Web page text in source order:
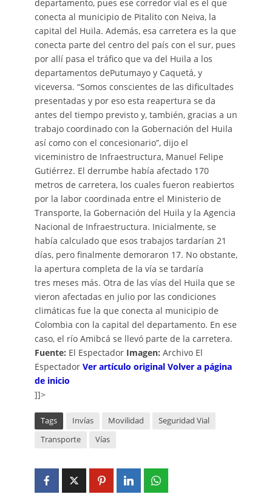
departamento, pues ese corredor vial es el que
conecta al municipio de Pitalito con Neiva, la
capital del Huila. Además, esa carretera es la que
conecta parte del centro del país con el sur, pues
por allí pasa el tráfico que va del Huila a los
departamentos dePutumayo y Caquetá, y
viceversa. “Somos conscientes de las dificultades
presentadas y por eso esta reapertura se da
antes del tiempo previsto y, también, gracias a un
trabajo coordinado con la Gobernación del Huila
así como con el concesionario”, dijo el
viceministro de Infraestructura, Manuel Felipe
Gutiérrez. El derrumbe había afectado 170
metros de carretera, los cuales fueron reabiertos
por la labor coordinada entre el Ministerio de
Transporte, la Gobernación del Huila y la Agencia
Nacional de Infraestructura. Inicialmente, se
había calculado que esos trabajos tardarían 21
días, pero finalmente demoraron 17. No obstante,
la apertura completa de la vía se tardaría
tres meses más. Otra de las vías del Huila que se
vieron afectadas en julio por las condiciones
climáticas fue la que conecta al municipio de
Colombia con la capital del departamento. En ese
caso, el río Amibcá se llevó parte de la carretera.
Fuente: El Espectador Imagen: Archivo El
Espectador Ver artículo original Volver a página
de inicio
]]>
Tags Invías Movilidad
Seguridad Vial
Transporte
Vías